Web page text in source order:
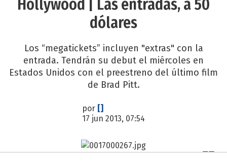
Hollywood | Las entradas, a 50
dólares
Los “megatickets” incluyen "extras" con la
entrada. Tendrán su debut el miércoles en
Estados Unidos con el preestreno del último film
de Brad Pitt.
por []
17 jun 2013, 07:54